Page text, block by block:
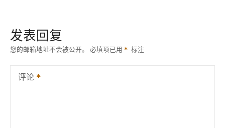
航
发表回复
您的邮箱地址不会被公开。 必填项已用 标注
评论